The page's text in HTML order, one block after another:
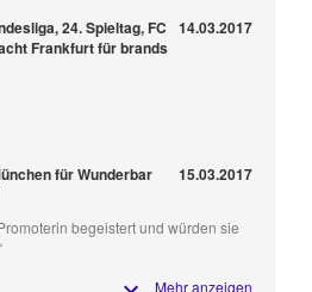
24. Spieltag, FC
Frankfurt für brands
14.03.2017
für Wunderbar
15.03.2017
begeistert und würden sie
Mehr anzeigen